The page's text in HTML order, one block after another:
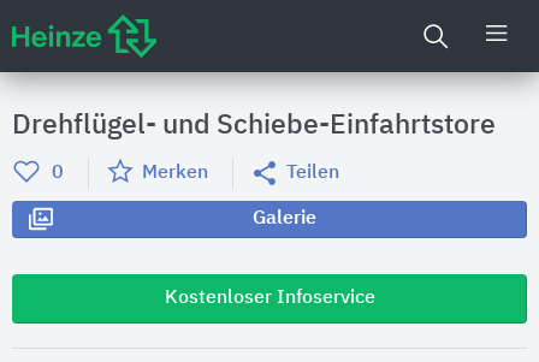
Drehflügel- und Schiebe-Einfahrtstore
0 Merken Teilen
Galerie
Kostenloser Infoservice